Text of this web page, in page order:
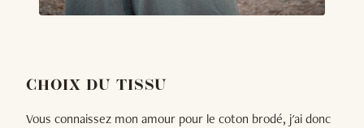
CHOIX DU TISSU
Vous connaissez mon amour pour le coton brodé, j'ai donc